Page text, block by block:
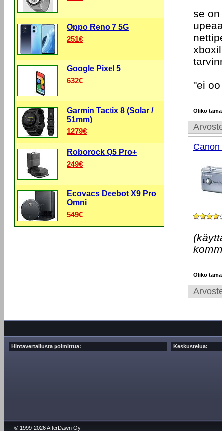
se
"ei
Oliko
Canon
Oliko
Oppo Reno 7 5G
251€
Google Pixel 5
632€
Garmin Tactix 8 (Solar /
51mm)
1279€
Roborock Q5 Pro+
249€
Ecovacs Deebot X9 Pro
Omni
549€
Hintavertailusta poimittua: Keskustelua:
© 1999-2026 AfterDawn Oy